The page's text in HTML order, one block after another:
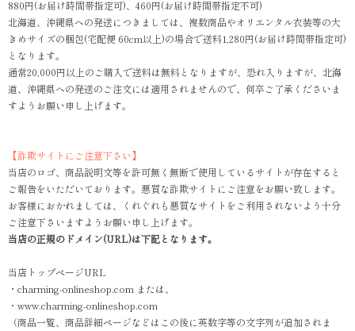
880円(お届け時間帯指定可)、460円(お届け時間帯指定不可)
北海道、沖縄県への発送につきましては、複数商品やオリエンタル衣装等の大
きめサイズの梱包(宅配便 60cm以上)の場合で送料1,280円(お届け時間帯指定可)
となります。
通常20,000円以上のご購入で送料は無料となりますが、恐れ入りますが、北海
道、沖縄県への発送のご注文には適用されませんので、何卒ご了承くださいま
すようお願い申し上げます。
【詐欺サイトにご注意下さい】
当店のロゴ、商品説明文等を許可無く無断で使用しているサイトが存在すると
ご報告をいただいております。悪質な詐欺サイトにご注意をお願い致します。
お客様におかれましては、くれぐれも悪質なサイトをご利用されないよう十分
ご注意下さいますようお願い申し上げます。
当店の正規のドメイン(URL)は下記となります。
当店トップページURL
・charming-onlineshop.com または、
・www.charming-onlineshop.com
（商品一覧、商品詳細ページなどはこの後に英数字等の文字列が追加されま